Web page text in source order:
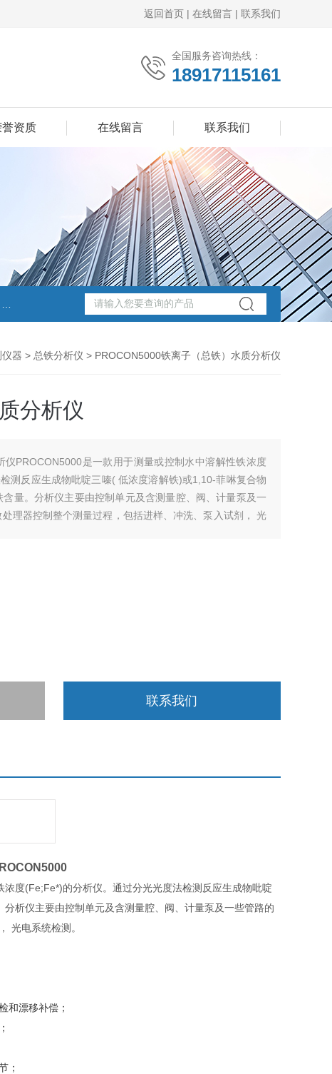
返回首页 | 在线留言 | 联系我们
全国服务咨询热线：
18917115161
誉资质 在线留言 联系我们
器 > 总铁分析仪 > PROCON5000铁离子（总铁）水质分析仪
分析仪
仪PROCON5000是一款用于测量或控制水中溶解性铁浓度
测反应生成物吡啶三嗪( 低浓度溶解铁)或1,10-菲啉复合物
量。分析仪主要由控制单元及含测量腔、阀、计量泵及一
理器控制整个测量过程，包括进样、冲洗、泵入试剂， 光
联系我们
度(Fe;Fe*)的分析仪。通过分光光度法检测反应生成物吡啶
析仪主要由控制单元及含测量腔、阀、计量泵及一些管路的
光电系统检测。
和漂移补偿；
；